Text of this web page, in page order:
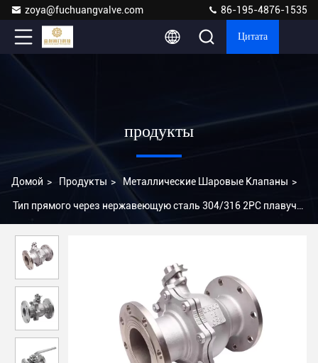
zoya@fuchuangvalve.com 86-195-4876-1535
Цитата
продукты
Домой > Продукты > Металлические Шаровые Клапаны >
Тип прямого через нержавеющую сталь 304/316 2PC плавучий